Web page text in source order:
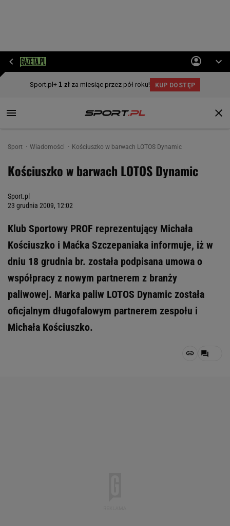
Sport Wiadomości Kościuszko w barwach LOTOS Dynamic
Kościuszko w barwach LOTOS Dynamic
Sport.pl
23 grudnia 2009, 12:02
Klub Sportowy PROF reprezentujący Michała
Kościuszko i Maćka Szczepaniaka informuje, iż w
dniu 18 grudnia br. została podpisana umowa o
współpracy z nowym partnerem z branży
paliwowej. Marka paliw LOTOS Dynamic została
oficjalnym długofalowym partnerem zespołu i
Michała Kościuszko.